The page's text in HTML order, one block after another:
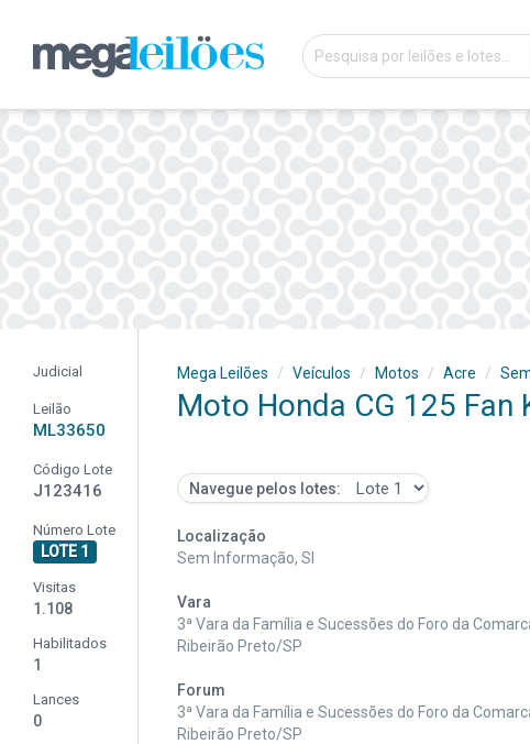
Judicial
Leilão
ML33650
Código Lote
J123416
Número Lote
LOTE 1
Visitas
1.108
Habilitados
1
Lances
0
Mega Leilões Veículos Motos Acre
Moto Honda CG 125 Fan
Navegue pelos lotes:
Localização
Sem Informação, SI
Vara
3ª Vara da Família e Sucessões do Foro da
Ribeirão Preto/SP
Forum
3ª Vara da Família e Sucessões do Foro da
Ribeirão Preto/SP